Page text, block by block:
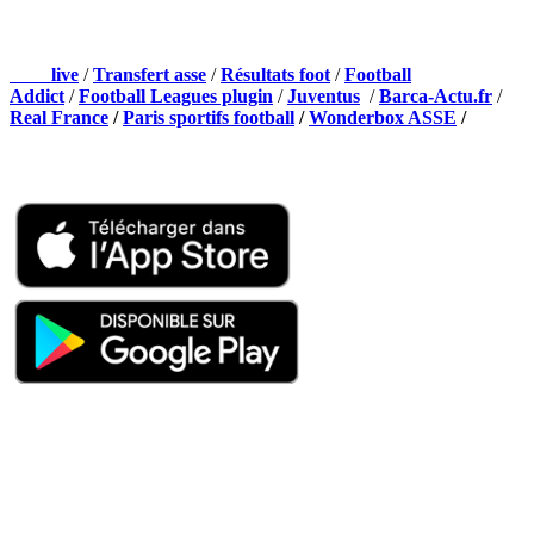
live /Transfert asse /Résultats foot /Football
Addict /Football Leagues plugin /Juventus /Barca-Actu.fr /
Real France /Paris sportifs football /Wonderbox ASSE /